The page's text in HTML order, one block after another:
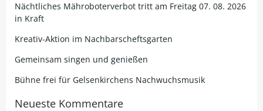
Nächtliches Mähroboterverbot tritt am Freitag 07. 08. 2026
in Kraft
Kreativ-Aktion im Nachbarscheftsgarten
Gemeinsam singen und genießen
Bühne frei für Gelsenkirchens Nachwuchsmusik
Neueste Kommentare